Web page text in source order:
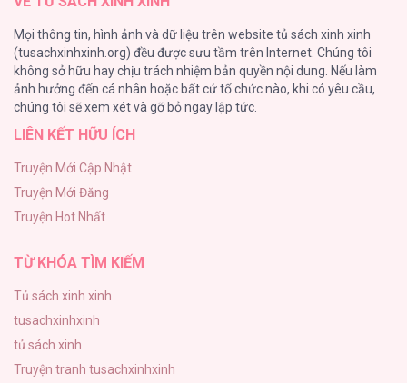
191
Làm vị cứu tinh thật dễ dàng
186
Thiên Đường Táo Xanh
(END) Merry Marbling
150
Mọi thông tin, hình ảnh và dữ liệu trên website tủ sách xinh xinh
(tusachxinhxinh.org) đều được sưu tầm trên Internet. Chúng tôi
không sở hữu hay chịu trách nhiệm bản quyền nội dung. Nếu làm
ảnh hưởng đến cá nhân hoặc bất cứ tổ chức nào, khi có yêu cầu,
chúng tôi sẽ xem xét và gỡ bỏ ngay lập tức.
LIÊN KẾT HỮU ÍCH
Truyện Mới Cập Nhật
Truyện Mới Đăng
Truyện Hot Nhất
TỪ KHÓA TÌM KIẾM
Tủ sách xinh xinh
tusachxinhxinh
tủ sách xinh
Truyện tranh tusachxinhxinh